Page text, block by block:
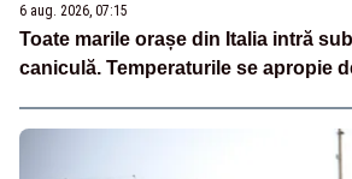
6 aug. 2026, 07:15
Toate marile orașe din Italia intră
caniculă. Temperaturile se apropie